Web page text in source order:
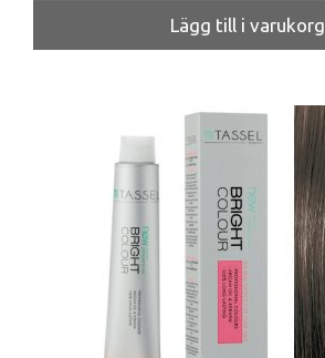
Lägg till i varukorg